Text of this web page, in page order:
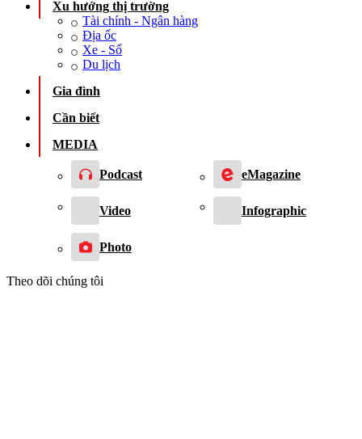
Xu hướng thị trường
Tài chính - Ngân hàng
Địa ốc
Xe - Số
Du lịch
Gia đình
Cần biết
MEDIA
Podcast eMagazine
Video Infographic
Photo
Theo dõi chúng tôi